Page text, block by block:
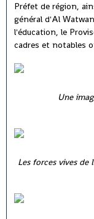
Préfet de région,
général d'Al
l'éducation, le
cadres et notables
Une
Les forces vives